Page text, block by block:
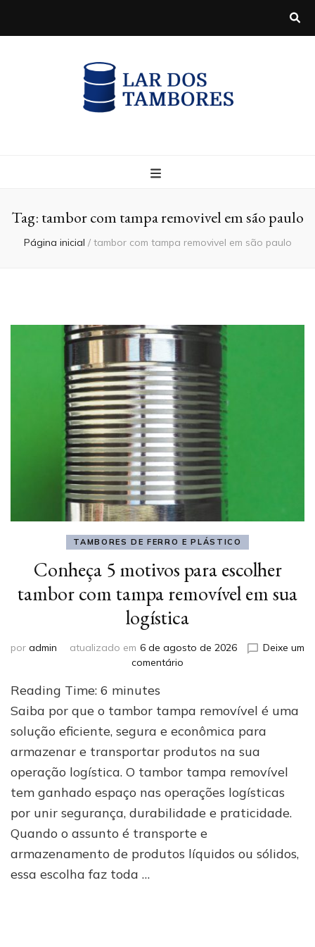
Tag: tambor com tampa removivel em são paulo
Página inicial / tambor com tampa removivel em são paulo
TAMBORES DE FERRO E PLÁSTICO
Conheça 5 motivos para escolher
tambor com tampa removível em sua
logística
por admin atualizado em 6 de agosto de 2026
Deixe um
comentário
motivos
para
escolher
tambor
com
tampa
removível
em
logística
Reading Time: 6 minutes
Saiba por que o tambor tampa removível é uma
solução eficiente, segura e econômica para
armazenar e transportar produtos na sua
operação logística. O tambor tampa removível
tem ganhado espaço nas operações logísticas
por unir segurança, durabilidade e praticidade.
Quando o assunto é transporte e
armazenamento de produtos líquidos ou sólidos,
essa escolha faz toda …